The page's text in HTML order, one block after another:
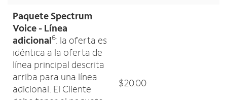
Paquete Spectrum
Voice - Línea
adicional6: la oferta es
idéntica a la oferta de
línea principal descrita
arriba para una línea
adicional. El Cliente
$20.00